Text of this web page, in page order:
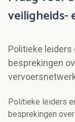
veiligheids-
Politieke leiders
besprekingen
Politieke leiders
besprekingen